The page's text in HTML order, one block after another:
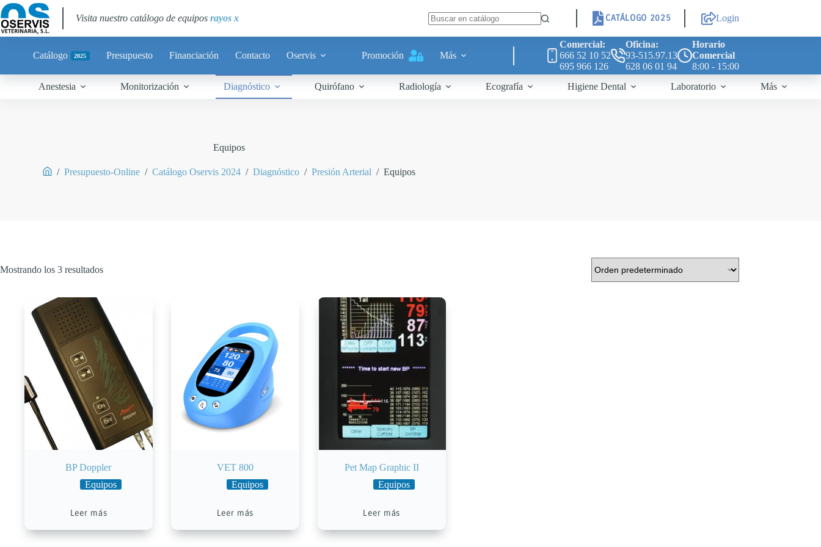
Visita nuestro catálogo de equipos rayos x CATÁLOGO 2025 Login
Catálogo 2025 Presupuesto Financiación Contacto Oservis Promoción Más
Comercial:
666 52 10 52
695 966 126
Oficina:
93-515.97.13
628 06 01 94
Horario
Comercial
8:00 - 15:00
Anestesia
Monitorización Diagnóstico Quirófano Radiología Ecografía Higiene Dental Laboratorio Más
Equipos
/ Presupuesto-Online / Catálogo Oservis 2024 / Diagnóstico / Presión Arterial / Equipos
Mostrando los 3 resultados
BP Doppler
Equipos
Leer más
VET 800
Equipos
Leer más
Pet Map Graphic II
Equipos
Leer más